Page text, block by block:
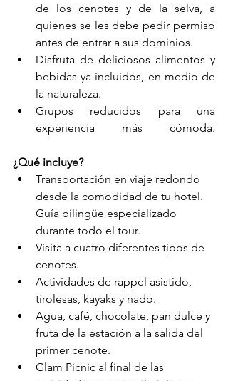
de los cenotes y de la selva, a
quienes se les debe pedir permiso
antes de entrar a sus dominios.
Disfruta de deliciosos alimentos y
bebidas ya incluidos, en medio de
la naturaleza.
Grupos reducidos para una
¿Qué incluye?
Transportación en viaje redondo
desde la comodidad de tu hotel.
Guía bilingüe especializado
durante todo el tour.
Visita a cuatro diferentes tipos de
cenotes.
Actividades de rappel asistido,
tirolesas, kayaks y nado.
Agua, café, chocolate, pan dulce y
fruta de la estación a la salida del
primer cenote.
Glam Picnic al final de las